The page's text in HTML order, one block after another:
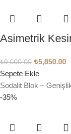
Asimetrik
₺9,000.00 ₺5,850.00
Sepete Ekle
Sodalit Blok –
-35%